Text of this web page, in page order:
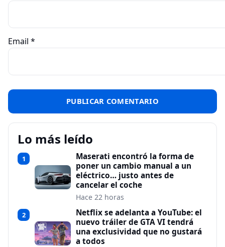
Email *
Lo más leído
1
Maserati encontró la forma de
poner un cambio manual a un
eléctrico… justo antes de
cancelar el coche
Hace 22 horas
2
Netflix se adelanta a YouTube: el
nuevo tráiler de GTA VI tendrá
una exclusividad que no gustará
a todos